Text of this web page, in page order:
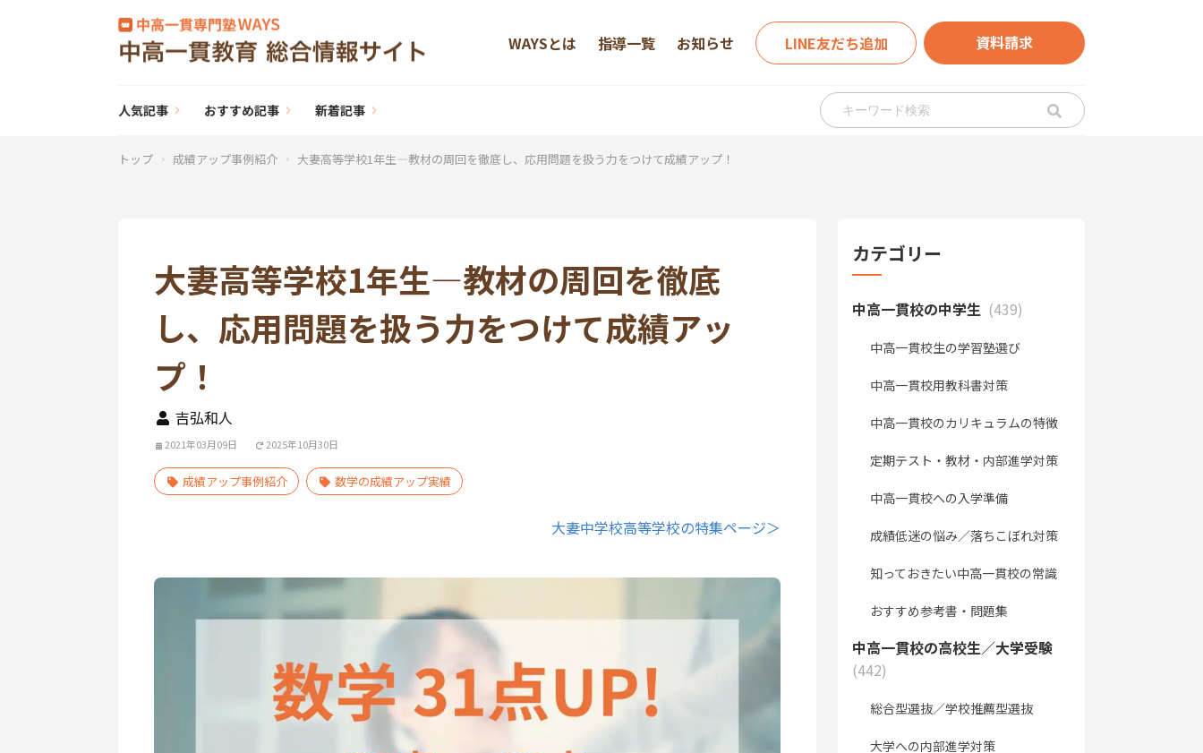
WAYSとは 指導一覧 お知らせ LINE友だち追加 資料請求
人気記事 おすすめ記事 新着記事
トップ 成績アップ事例紹介 大妻高等学校1年生―教材の周回を徹底し、応用問題を扱う力をつけて成績アップ！
大妻高等学校1年生―教材の周回を徹底
し、応用問題を扱う力をつけて成績アッ
プ！
吉弘和人
2021年03月09日 2025年10月30日
成績アップ事例紹介 数学の成績アップ実績
大妻中学校高等学校の特集ページ＞
カテゴリー
中高一貫校の中学生 (439)
中高一貫校生の学習塾選び
中高一貫校用教科書対策
中高一貫校のカリキュラムの特徴
定期テスト・教材・内部進学対策
中高一貫校への入学準備
成績低迷の悩み／落ちこぼれ対策
知っておきたい中高一貫校の常識
おすすめ参考書・問題集
中高一貫校の高校生／大学受験
(442)
総合型選抜／学校推薦型選抜
大学への内部進学対策